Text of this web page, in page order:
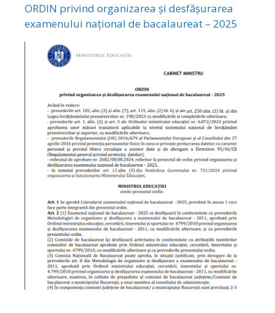
ORDIN privind organizarea și desfășurarea
examenului național de bacalaureat – 2025